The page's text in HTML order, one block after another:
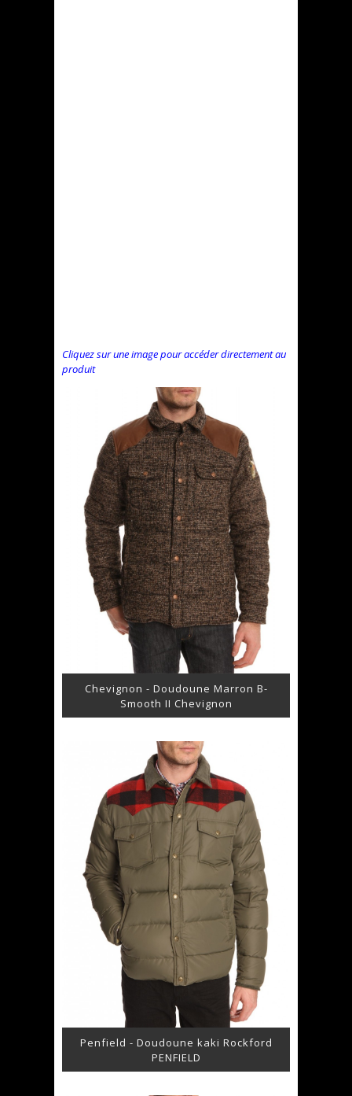
Cliquez sur une image pour accéder directement au
produit
Chevignon - Doudoune Marron B-
Smooth II Chevignon
Penfield - Doudoune kaki Rockford
PENFIELD